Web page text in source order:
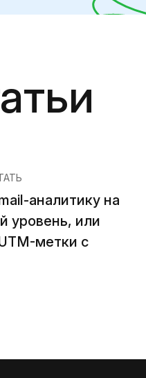
аналитику на
уровень, или
метки с